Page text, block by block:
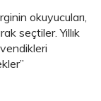
okuyucuları,
seçtiler. Yıllık